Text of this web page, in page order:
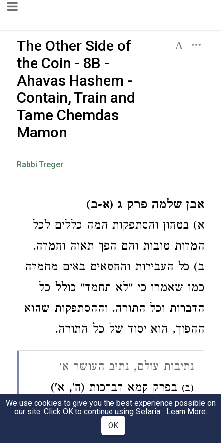
The Other Side of
the Coin - 8B -
Ahavas Hashem -
Contain, Train and
Tame Chemdas
Mamon
Rabbi Treger
אבן שלמה פרק ג (א-ב)
א) בטחון והסתפקות המה כללים לכל
המדות טובות והם הפך תאוה וחמדה.
ב) כל העבירות והחטאים באים מחמדה
כמו שאמרו כי "לא תחמד" כולל כל
הדברות וכל התורה. וההסתפקות שהוא
ההפוך, הוא יסוד של כל התורה.
נתיבות עולם, נתיב העושר א׳
(ב) בפרק קמא דברכות (ח', א')
אמר רבי חייא משמיה דעולא גדול
הנהנה מיגיע כפו יותר מירא שמים
We use cookies to give you the best experience possible on
our site. Click OK to continue using Sefaria. Learn More.
OK